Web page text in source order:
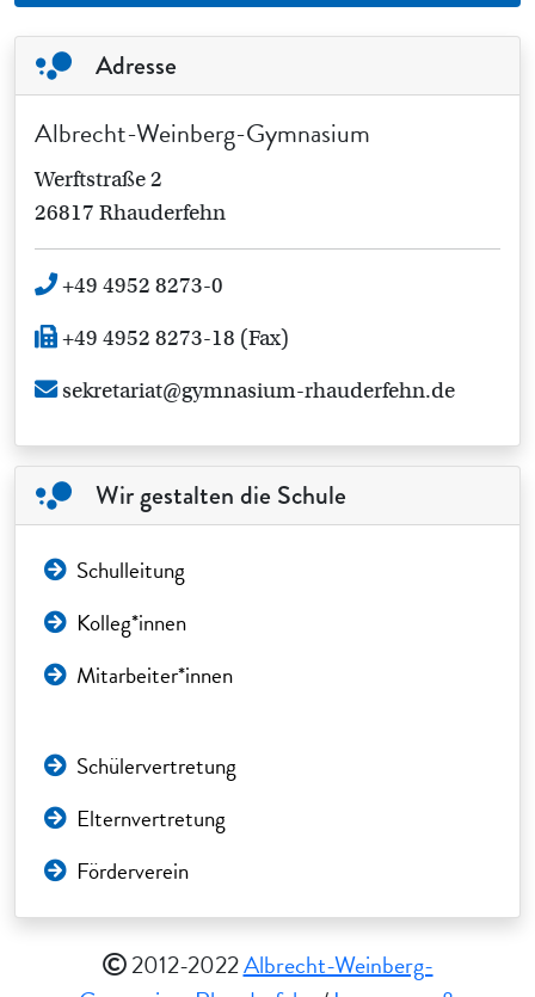
Adresse
Albrecht-Weinberg-Gymnasium
Werftstraße 2
26817 Rhauderfehn
+49 4952 8273-0
+49 4952 8273-18 (Fax)
sekretariat@gymnasium-rhauderfehn.de
Wir gestalten die Schule
Schulleitung
Kolleg*innen
Mitarbeiter*innen
Schülervertretung
Elternvertretung
Förderverein
2012-2022Albrecht-Weinberg-